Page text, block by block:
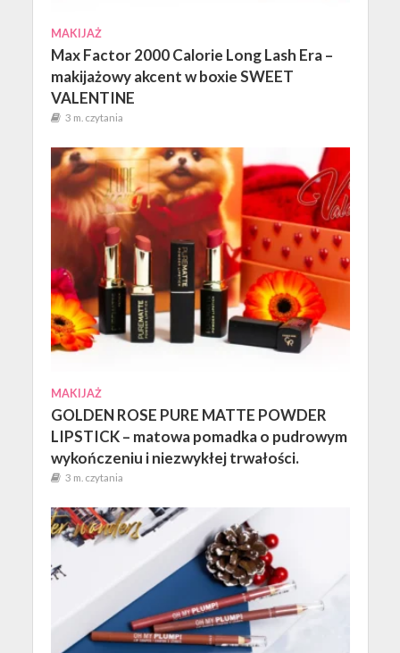
MAKIJAŻ
Max Factor 2000 Calorie Long Lash Era –
makijażowy akcent w boxie SWEET
VALENTINE
3 m. czytania
MAKIJAŻ
GOLDEN ROSE PURE MATTE POWDER
LIPSTICK – matowa pomadka o pudrowym
wykończeniu i niezwykłej trwałości.
3 m. czytania